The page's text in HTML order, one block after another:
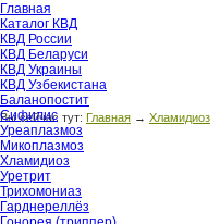
Главная
Каталог КВД
КВД России
КВД Беларуси
КВД Украины
КВД Узбекистана
Баланопостит
Сифилис
Уреаплазмоз
Микоплазмоз
Хламидиоз
Уретрит
Трихомониаз
Гарднереллёз
Вы сейчас тут: Главная → Хламидиоз